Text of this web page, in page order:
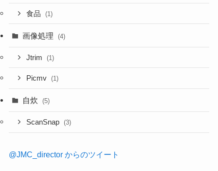
食品 (1)
画像処理 (4)
Jtrim (1)
Picmv (1)
自炊 (5)
ScanSnap (3)
@JMC_director からのツイート